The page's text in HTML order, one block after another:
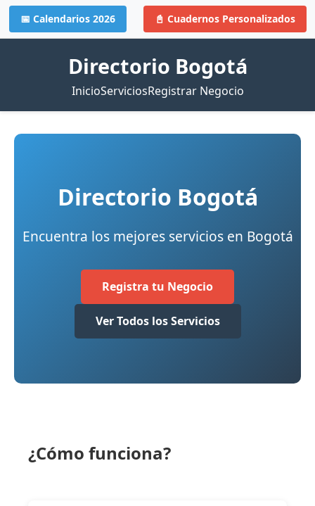
📅 Calendarios 2026 📓 Cuadernos Personalizados
Directorio Bogotá
InicioServiciosRegistrar Negocio
Directorio Bogotá
Encuentra los mejores servicios en Bogotá
Registra tu Negocio
Ver Todos los Servicios
¿Cómo funciona?